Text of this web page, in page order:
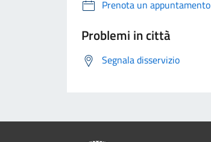
Prenota un appuntamento
Problemi in città
Segnala disservizio